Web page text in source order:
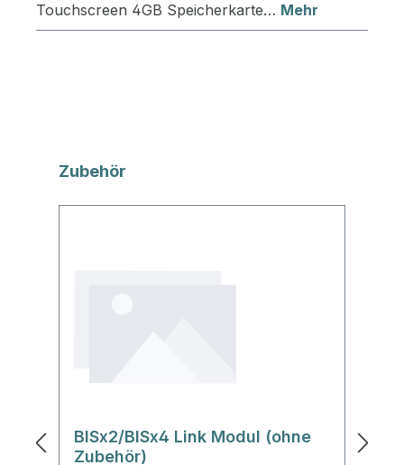
Touchscreen 4GB Speicherkarte… Mehr
Produktgalerie überspringen
Zubehör
BISx2/BISx4 Link Modul (ohne
Zubehör)